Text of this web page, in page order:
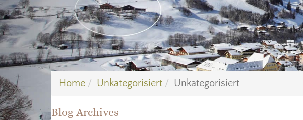
Home Unkategorisiert Unkategorisiert
Blog Archives